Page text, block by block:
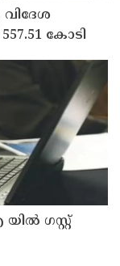
വിദേശ
കോടി
ഗസ്റ്റ്